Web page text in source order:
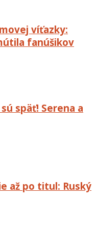
víťazky:
fanúšikov
späť! Serena a
až po titul: Ruský